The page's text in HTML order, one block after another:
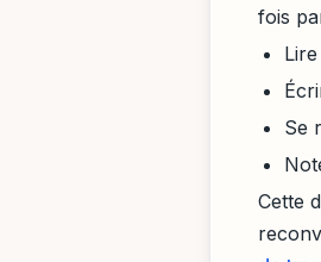
fois
Se
Cette